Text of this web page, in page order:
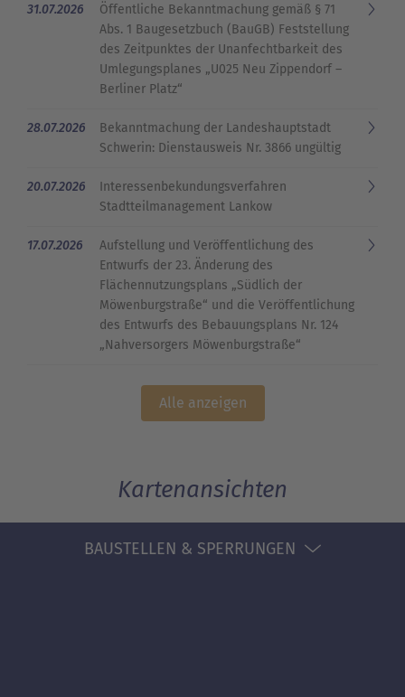
31.07.2026
Öffentliche Bekanntmachung gemäß § 71
Abs. 1 Baugesetzbuch (BauGB) Feststellung
des Zeitpunktes der Unanfechtbarkeit des
Umlegungsplanes „U025 Neu Zippendorf –
Berliner Platz“
28.07.2026
Bekanntmachung der Landeshauptstadt
Schwerin: Dienstausweis Nr. 3866 ungültig
20.07.2026
Interessenbekundungsverfahren
Stadtteilmanagement Lankow
17.07.2026
Aufstellung und Veröffentlichung des
Entwurfs der 23. Änderung des
Flächennutzungsplans „Südlich der
Möwenburgstraße“ und die Veröffentlichung
des Entwurfs des Bebauungsplans Nr. 124
„Nahversorgers Möwenburgstraße“
Alle anzeigen
Kartenansichten
BAUSTELLEN & SPERRUNGEN